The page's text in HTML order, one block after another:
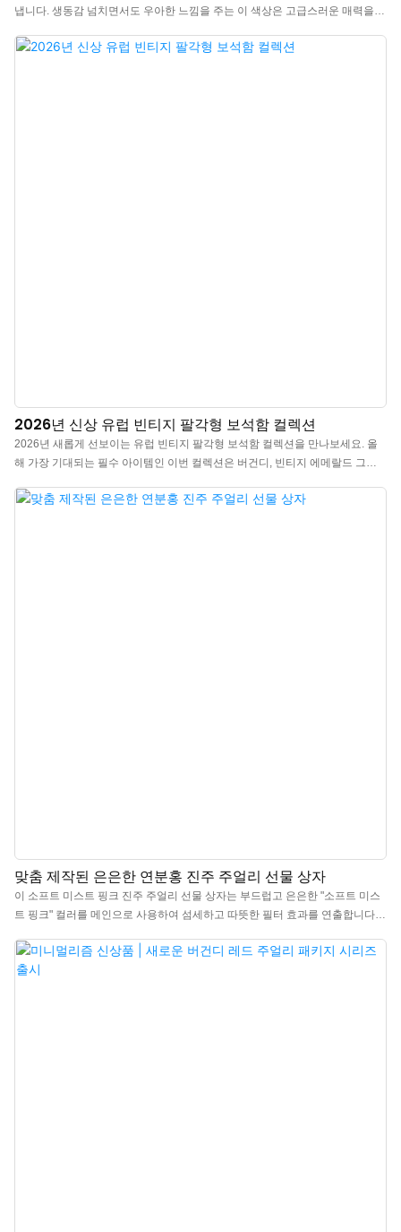
냅니다. 생동감 넘치면서도 우아한 느낌을 주는 이 색상은 고급스러운 매력을
드 패턴을 연출합니다. 만졌을 때 느껴지는 풍부한 질감은 은은한 디테일을 통
2026년 신상 유럽 빈티지 팔각형 보석함 컬렉션
2026년 새롭게 선보이는 유럽 빈티지 팔각형 보석함 컬렉션을 만나보세요. 올
해 가장 기대되는 필수 아이템인 이번 컬렉션은 버건디, 빈티지 에메랄드 그린,
은 은은하고 세련된 유화풍 질감을 자랑하며, 보석 진열은 물론 선물용으로도
맞춤 제작된 은은한 연분홍 진주 주얼리 선물 상자
이 소프트 미스트 핑크 진주 주얼리 선물 상자는 부드럽고 은은한 "소프트 미스
트 핑크" 컬러를 메인으로 사용하여 섬세하고 따뜻한 필터 효과를 연출합니다.
중국 고급 주얼리 선물 상자 제조업체에서 제작했으며, 로고, 색상, 소재 맞춤 제
작이 가능하고 최소 주문 수량(MOQ)은 300개입니다. 브랜드 소유주와 매장에